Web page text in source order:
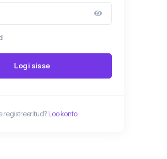
Logi sisse
registreeritud? Loo konto